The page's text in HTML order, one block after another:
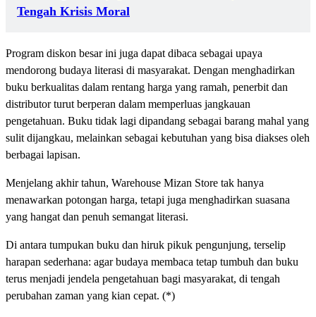
Tengah Krisis Moral
Program diskon besar ini juga dapat dibaca sebagai upaya
mendorong budaya literasi di masyarakat. Dengan menghadirkan
buku berkualitas dalam rentang harga yang ramah, penerbit dan
distributor turut berperan dalam memperluas jangkauan
pengetahuan. Buku tidak lagi dipandang sebagai barang mahal yang
sulit dijangkau, melainkan sebagai kebutuhan yang bisa diakses oleh
berbagai lapisan.
Menjelang akhir tahun, Warehouse Mizan Store tak hanya
menawarkan potongan harga, tetapi juga menghadirkan suasana
yang hangat dan penuh semangat literasi.
Di antara tumpukan buku dan hiruk pikuk pengunjung, terselip
harapan sederhana: agar budaya membaca tetap tumbuh dan buku
terus menjadi jendela pengetahuan bagi masyarakat, di tengah
perubahan zaman yang kian cepat. (*)